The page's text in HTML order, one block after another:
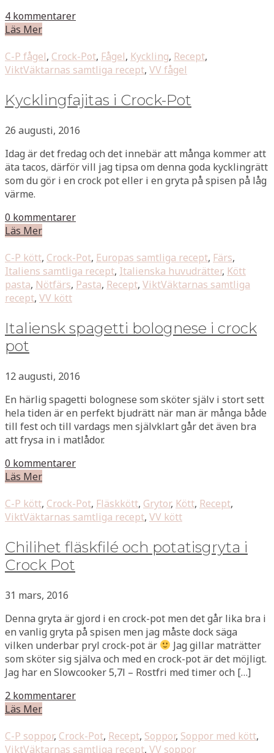
4 kommentarer
Läs Mer
C-P fågel, Crock-Pot, Fågel, Kyckling, Recept,
ViktVäktarnas samtliga recept, VV fågel
Kycklingfajitas i Crock-Pot
26 augusti, 2016
Idag är det fredag och det innebär att många kommer att
äta tacos, därför vill jag tipsa om denna goda kycklingrätt
som du gör i en crock pot eller i en gryta på spisen på låg
värme.
0 kommentarer
Läs Mer
C-P kött, Crock-Pot, Europas samtliga recept, Färs,
Italiens samtliga recept, Italienska huvudrätter, Kött
pasta, Nötfärs, Pasta, Recept, ViktVäktarnas samtliga
recept, VV kött
Italiensk spagetti bolognese i crock
pot
12 augusti, 2016
En härlig spagetti bolognese som sköter själv i stort sett
hela tiden är en perfekt bjudrätt när man är många både
till fest och till vardags men självklart går det även bra
att frysa in i matlådor.
0 kommentarer
Läs Mer
C-P kött, Crock-Pot, Fläskkött, Grytor, Kött, Recept,
ViktVäktarnas samtliga recept, VV kött
Chilihet fläskfilé och potatisgryta i
Crock Pot
31 mars, 2016
Denna gryta är gjord i en crock-pot men det går lika bra i
en vanlig gryta på spisen men jag måste dock säga
vilken underbar pryl crock-pot är
Jag gillar maträtter
som sköter sig själva och med en crock-pot är det möjligt.
Jag har en Slowcooker 5,7l – Rostfri med timer och […]
2 kommentarer
Läs Mer
C-P soppor, Crock-Pot, Recept, Soppor, Soppor med kött,
ViktVäktarnas samtliga recept, VV soppor